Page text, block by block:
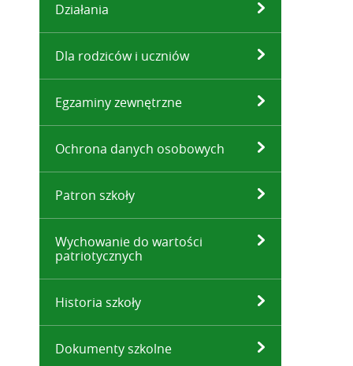
Działania
Dla rodziców i uczniów
Egzaminy zewnętrzne
Ochrona danych osobowych
Patron szkoły
Wychowanie do wartości
patriotycznych
Historia szkoły
Dokumenty szkolne